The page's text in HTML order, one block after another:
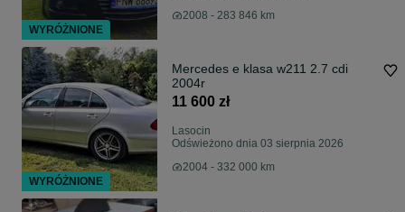
2008 - 283 846 km
Mercedes e klasa w211 2.7 cdi
2004r
11 600 zł
Lasocin
Odświeżono dnia 03 sierpnia 2026
2004 - 332 000 km
WYRÓŻNIONE
WYRÓŻNIONE